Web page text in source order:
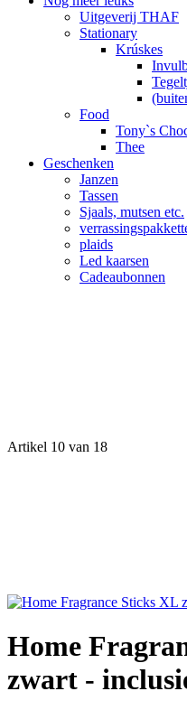
Uitgeverij THAF
Stationary
Krúskes
Food
Tony`s
Thee
Geschenken
Janzen
Tassen
Sjaals, mutsen etc.
plaids
Led kaarsen
Cadeaubonnen
Artikel 10 van 18
Home
zwart -